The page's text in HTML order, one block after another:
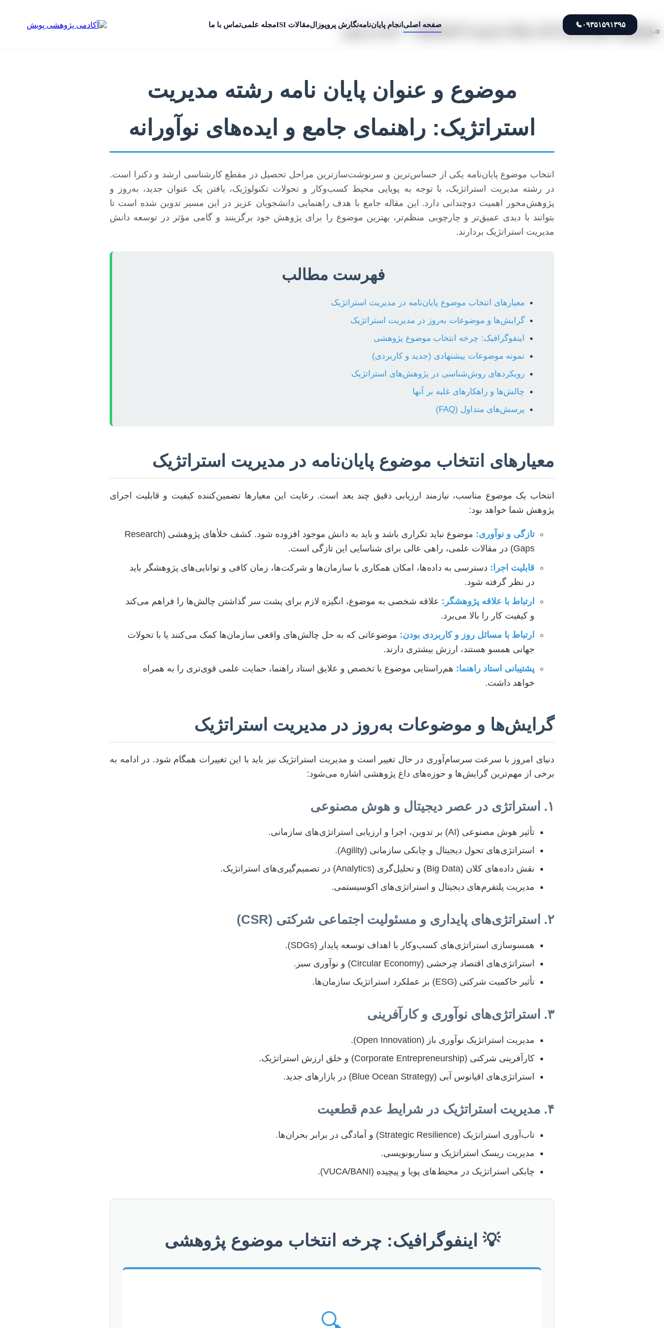
۰۹۳۵۱۵۹۱۳۹۵📞 صفحه اصلی انجام پایان‌نامهنگارش پروپوزالمقالات ISI مجله علمیتماس با ما موضوع و عنوان پایان نامه رشته مدیریت استراتژیک + جدید و بروز
موضوع و عنوان پایان نامه رشته مدیریت
استراتژیک: راهنمای جامع و ایده‌های نوآورانه
انتخاب موضوع پایان‌نامه یکی از حساس‌ترین و سرنوشت‌سازترین مراحل تحصیل در مقطع کارشناسی ارشد و دکترا است.
در رشته مدیریت استراتژیک، با توجه به پویایی محیط کسب‌وکار و تحولات تکنولوژیک، یافتن یک عنوان جدید، به‌روز و
پژوهش‌محور اهمیت دوچندانی دارد. این مقاله جامع با هدف راهنمایی دانشجویان عزیز در این مسیر تدوین شده است تا
بتوانند با دیدی عمیق‌تر و چارچوبی منظم‌تر، بهترین موضوع را برای پژوهش خود برگزینند و گامی مؤثر در توسعه دانش
مدیریت استراتژیک بردارند.
فهرست مطالب
معیارهای انتخاب موضوع پایان‌نامه در مدیریت استراتژیک
گرایش‌ها و موضوعات به‌روز در مدیریت استراتژیک
اینفوگرافیک: چرخه انتخاب موضوع پژوهشی
نمونه موضوعات پیشنهادی (جدید و کاربردی)
رویکردهای روش‌شناسی در پژوهش‌های استراتژیک
چالش‌ها و راهکارهای غلبه بر آنها
پرسش‌های متداول (FAQ)
معیارهای انتخاب موضوع پایان‌نامه در مدیریت استراتژیک
انتخاب یک موضوع مناسب، نیازمند ارزیابی دقیق چند بعد است. رعایت این معیارها تضمین‌کننده کیفیت و قابلیت اجرای
پژوهش شما خواهد بود:
تازگی و نوآوری:
موضوع نباید تکراری باشد و باید به دانش موجود افزوده شود. کشف خلأهای پژوهشی (Research
Gaps) در مقالات علمی، راهی عالی برای شناسایی این تازگی است.
قابلیت اجرا: دسترسی به داده‌ها، امکان همکاری با سازمان‌ها و شرکت‌ها، زمان کافی و توانایی‌های پژوهشگر باید
در نظر گرفته شود.
ارتباط با علاقه پژوهشگر: علاقه شخصی به موضوع، انگیزه لازم برای پشت سر گذاشتن چالش‌ها را فراهم می‌کند
و کیفیت کار را بالا می‌برد.
ارتباط با مسائل روز و کاربردی بودن: موضوعاتی که به حل چالش‌های واقعی سازمان‌ها کمک می‌کنند یا با تحولات
جهانی همسو هستند، ارزش بیشتری دارند.
پشتیبانی استاد راهنما: هم‌راستایی موضوع با تخصص و علایق استاد راهنما، حمایت علمی قوی‌تری را به همراه
خواهد داشت.
گرایش‌ها و موضوعات به‌روز در مدیریت استراتژیک
دنیای امروز با سرعت سرسام‌آوری در حال تغییر است و مدیریت استراتژیک نیز باید با این تغییرات همگام شود. در ادامه به
برخی از مهم‌ترین گرایش‌ها و حوزه‌های داغ پژوهشی اشاره می‌شود:
۱. استراتژی در عصر دیجیتال و هوش مصنوعی
تأثیر هوش مصنوعی (AI) بر تدوین، اجرا و ارزیابی استراتژی‌های سازمانی.
استراتژی‌های تحول دیجیتال و چابکی سازمانی (Agility).
نقش داده‌های کلان (Big Data) و تحلیل‌گری (Analytics) در تصمیم‌گیری‌های استراتژیک.
مدیریت پلتفرم‌های دیجیتال و استراتژی‌های اکوسیستمی.
۲. استراتژی‌های پایداری و مسئولیت اجتماعی شرکتی (CSR)
همسوسازی استراتژی‌های کسب‌وکار با اهداف توسعه پایدار (SDGs).
استراتژی‌های اقتصاد چرخشی (Circular Economy) و نوآوری سبز.
تأثیر حاکمیت شرکتی (ESG) بر عملکرد استراتژیک سازمان‌ها.
۳. استراتژی‌های نوآوری و کارآفرینی
مدیریت استراتژیک نوآوری باز (Open Innovation).
کارآفرینی شرکتی (Corporate Entrepreneurship) و خلق ارزش استراتژیک.
استراتژی‌های اقیانوس آبی (Blue Ocean Strategy) در بازارهای جدید.
۴. مدیریت استراتژیک در شرایط عدم قطعیت
تاب‌آوری استراتژیک (Strategic Resilience) و آمادگی در برابر بحران‌ها.
مدیریت ریسک استراتژیک و سناریونویسی.
چابکی استراتژیک در محیط‌های پویا و پیچیده (VUCA/BANI).
💡 اینفوگرافیک: چرخه انتخاب موضوع پژوهشی